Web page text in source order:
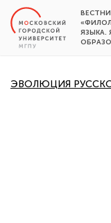
ЯЗЫКА.
ЭВОЛЮЦИЯ